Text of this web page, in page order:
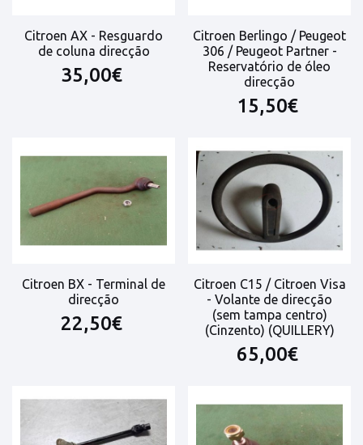
Citroen AX - Resguardo
de coluna direcção
35,00€
Citroen Berlingo / Peugeot
306 / Peugeot Partner -
Reservatório de óleo
direcção
15,50€
Citroen BX - Terminal de
direcção
22,50€
Citroen C15 / Citroen Visa
- Volante de direcção
(sem tampa centro)
(Cinzento) (QUILLERY)
65,00€